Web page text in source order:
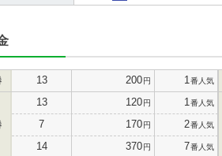
13 200円 1 番人気
13 120円 1 番人気
7 170円 2番人気
14 370円 7番人気